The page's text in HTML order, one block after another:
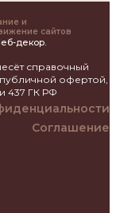
и
сайтов
декор.
справочный
офертой,
437 ГК РФ
Соглашение